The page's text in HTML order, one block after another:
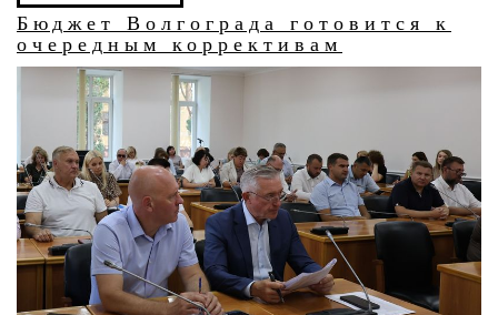
Бюджет Волгограда готовится к
очередным коррективам